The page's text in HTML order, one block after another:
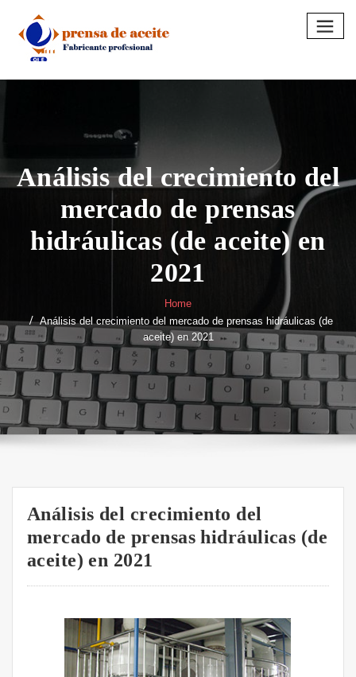
content
Análisis del crecimiento del
mercado de prensas
hidráulicas (de aceite) en
2021
Home
Análisis del crecimiento del mercado de prensas hidráulicas (de
aceite) en 2021
Análisis del crecimiento del
mercado de prensas hidráulicas (de
aceite) en 2021